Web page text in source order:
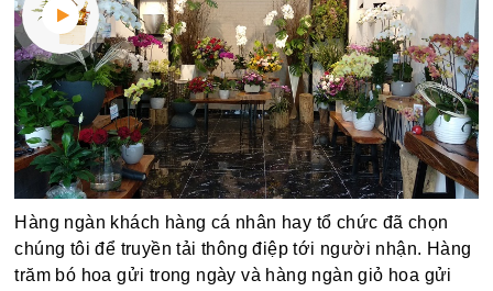
Hàng ngàn khách hàng cá nhân hay tổ chức đã chọn
chúng tôi để truyền tải thông điệp tới người nhận. Hàng
trăm bó hoa gửi trong ngày và hàng ngàn giỏ hoa gửi